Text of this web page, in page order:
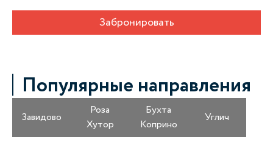
Забронировать
Популярные направления
Завидово
Роза
Хутор
Бухта
Коприно
Углич